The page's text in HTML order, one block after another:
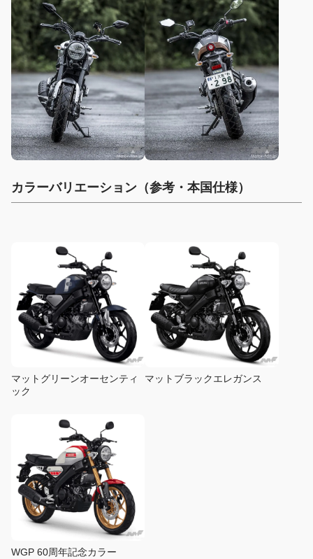
カラーバリエーション（参考・本国仕様）
マットグリーンオーセンティ
ック
マットブラックエレガンス
WGP 60周年記念カラー